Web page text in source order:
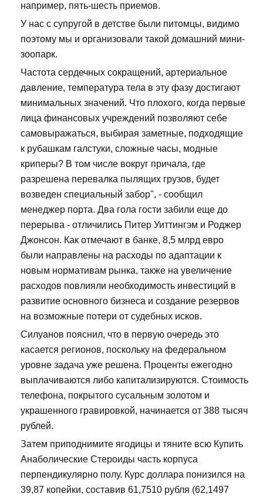
например, пять-шесть приемов.
У нас с супругой в детстве были питомцы, видимо
поэтому мы и организовали такой домашний мини-
зоопарк.
Частота сердечных сокращений, артериальное
давление, температура тела в эту фазу достигают
минимальных значений. Что плохого, когда первые
лица финансовых учреждений позволяют себе
самовыражаться, выбирая заметные, подходящие
к рубашкам галстуки, сложные часы, модные
криперы? В том числе вокруг причала, где
разрешена перевалка пылящих грузов, будет
возведен специальный забор", - сообщил
менеджер порта. Два гола гости забили еще до
перерыва - отличились Питер Уиттингэм и Роджер
Джонсон. Как отмечают в банке, 8,5 млрд евро
были направлены на расходы по адаптации к
новым нормативам рынка, также на увеличение
расходов повлияли необходимость инвестиций в
развитие основного бизнеса и создание резервов
на возможные потери от судебных исков.
Силуанов пояснил, что в первую очередь это
касается регионов, поскольку на федеральном
уровне задача уже решена. Проценты ежегодно
выплачиваются либо капитализируются. Стоимость
телефона, покрытого сусальным золотом и
украшенного гравировкой, начинается от 388 тысяч
рублей.
Затем приподнимите ягодицы и тяните всю Купить
Анаболические Стероиды часть корпуса
перпендикулярно полу. Курс доллара понизился на
39,87 копейки, составив 61,7510 рубля (62,1497